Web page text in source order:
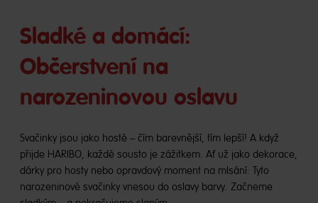
Sladké a domácí:
Občerstvení na
narozeninovou oslavu
Svačinky jsou jako hosté – čím barevnější, tím lepší! A když
přijde HARIBO, každé sousto je zážitkem. Ať už jako dekorace,
dárky pro hosty nebo opravdový moment na mlsání: Tyto
narozeninové svačinky vnesou do oslavy barvy. Začneme